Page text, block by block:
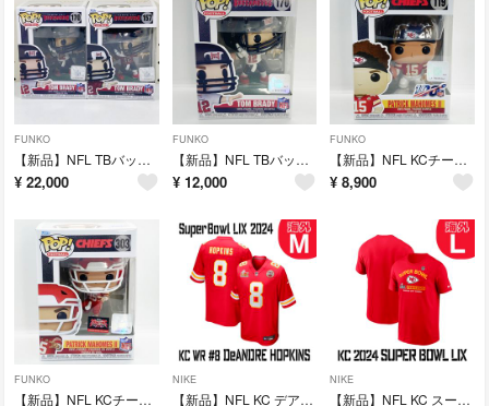
FUNKO
【新品】NFL TBバッカニアーズ QB トム・ブレイディ #157＋#170
¥ 22,000
FUNKO
【新品】NFL TBバッカニアーズ QB #12 トム・ブレイディ #170
¥ 12,000
FUNKO
【新品】NFL KCチーフス QB #15 パトリック・マホームズ #119
¥ 8,900
FUNKO
【新品】NFL KCチーフス QB #15 パトリック・マホームズ #303
NIKE
【新品】NFL KC デアンドレ・ホプキンス ゲームジャージ 海外Mサイズ
NIKE
【新品】NFL KC スーパーボウルLIX 記念Tシャツ 海外Lサイズ